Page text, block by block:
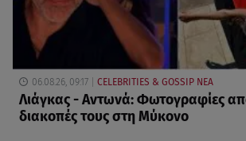
06.08.26, 09:17 CELEBRITIES & GOSSIP ΝΕΑ
Λιάγκας - Αντωνά: Φωτογραφίες
διακοπές τους στη Μύκονο